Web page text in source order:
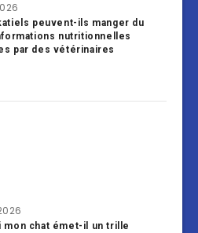
peuvent-ils manger du
nutritionnelles
par des vétérinaires
mon chat émet-il un trille